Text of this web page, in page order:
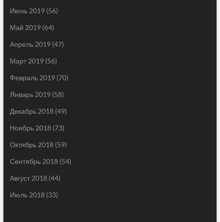
Июнь 2019(56)
Май 2019(64)
Апрель 2019(47)
Март 2019(56)
Февраль 2019(70)
Январь 2019(58)
Декабрь 2018(49)
Ноябрь 2018(73)
Октябрь 2018(59)
Сентябрь 2018(54)
Август 2018(44)
Июль 2018(33)